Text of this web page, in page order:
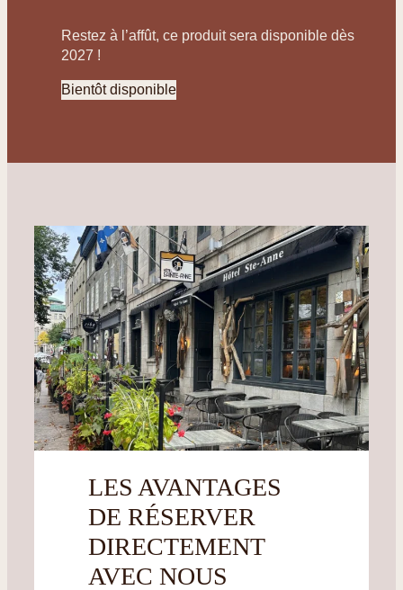
Restez à l’affût, ce produit sera disponible dès
2027 !
Bientôt disponible
LES AVANTAGES
DE RÉSERVER
DIRECTEMENT
AVEC NOUS